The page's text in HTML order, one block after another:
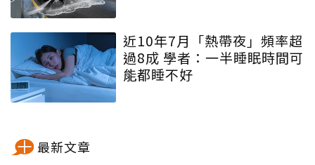
近10年7月「熱帶夜」頻率超
過8成 學者：一半睡眠時間可
能都睡不好
最新文章